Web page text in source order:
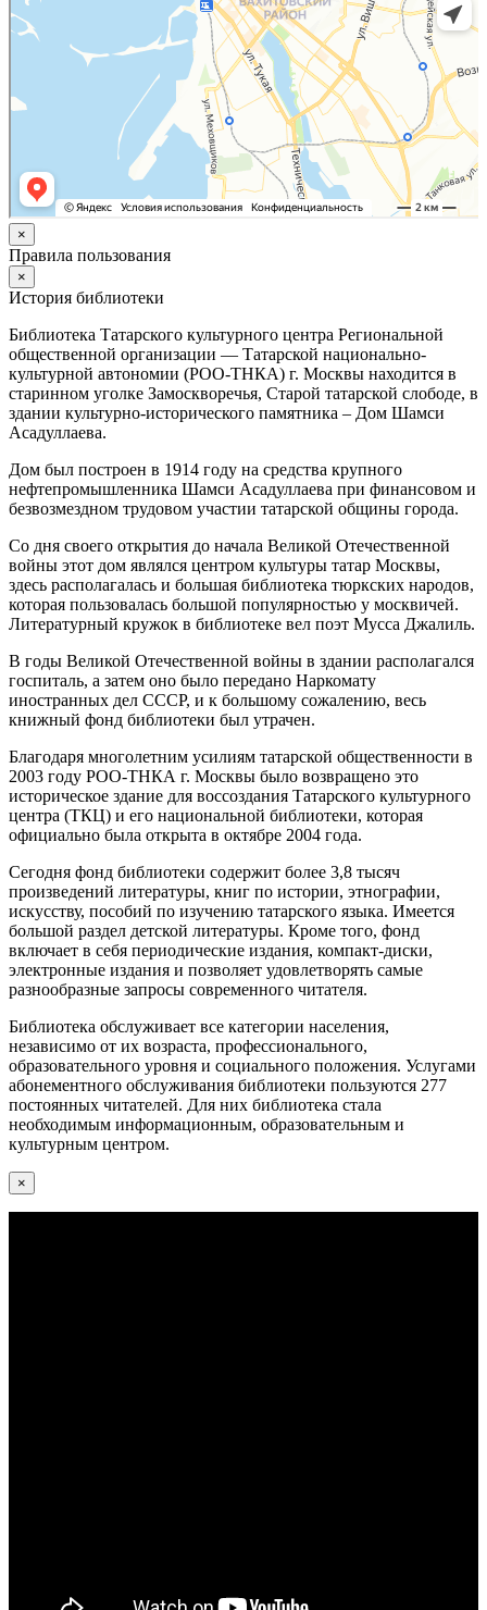
×
Правила пользования
×
История библиотеки
Библиотека Татарского культурного центра Региональной
общественной организации — Татарской национально-
культурной автономии (РОО-ТНКА) г. Москвы находится в
старинном уголке Замоскворечья, Старой татарской слободе, в
здании культурно-исторического памятника – Дом Шамси
Асадуллаева.
Дом был построен в 1914 году на средства крупного
нефтепромышленника Шамси Асадуллаева при финансовом и
безвозмездном трудовом участии татарской общины города.
Со дня своего открытия до начала Великой Отечественной
войны этот дом являлся центром культуры татар Москвы,
здесь располагалась и большая библиотека тюркских народов,
которая пользовалась большой популярностью у москвичей.
Литературный кружок в библиотеке вел поэт Мусса Джалиль.
В годы Великой Отечественной войны в здании располагался
госпиталь, а затем оно было передано Наркомату
иностранных дел СССР, и к большому сожалению, весь
книжный фонд библиотеки был утрачен.
Благодаря многолетним усилиям татарской общественности в
2003 году РОО-ТНКА г. Москвы было возвращено это
историческое здание для воссоздания Татарского культурного
центра (ТКЦ) и его национальной библиотеки, которая
официально была открыта в октябре 2004 года.
Сегодня фонд библиотеки содержит более 3,8 тысяч
произведений литературы, книг по истории, этнографии,
искусству, пособий по изучению татарского языка. Имеется
большой раздел детской литературы. Кроме того, фонд
включает в себя периодические издания, компакт-диски,
электронные издания и позволяет удовлетворять самые
разнообразные запросы современного читателя.
Библиотека обслуживает все категории населения,
независимо от их возраста, профессионального,
образовательного уровня и социального положения. Услугами
абонементного обслуживания библиотеки пользуются 277
постоянных читателей. Для них библиотека стала
необходимым информационным, образовательным и
культурным центром.
×